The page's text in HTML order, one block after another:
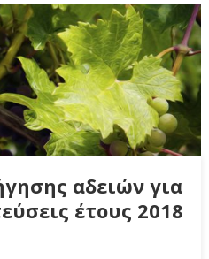
αδειών για
έτους 2018